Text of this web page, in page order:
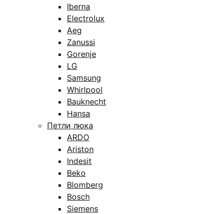
Iberna
Electrolux
Aeg
Zanussi
Gorenje
LG
Samsung
Whirlpool
Bauknecht
Hansa
Петли люка
ARDO
Ariston
Indesit
Beko
Blomberg
Bosch
Siemens